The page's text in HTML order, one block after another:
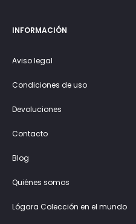
INFORMACIÓN
Aviso legal
Condiciones de uso
Devoluciones
Contacto
Blog
Quiénes somos
Lógara Colección en el mundo